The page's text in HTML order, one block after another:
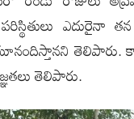
ఎదురైనా త‌న
తెలిపారు.
తెలిపారు.